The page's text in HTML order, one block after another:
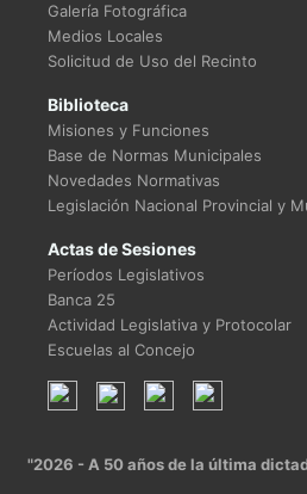
Galería Fotográfica
Medios Locales
Solicitud de Uso del Recinto
Biblioteca
Misiones y Funciones
Base de Normas Municipales
Novedades Normativas
Legislación Nacional Provincial y
Actas de Sesiones
Períodos Legislativos
Banca 25
Actividad Legislativa y Protocolar
Escuelas al Concejo
"2026 - A 50 años de la última